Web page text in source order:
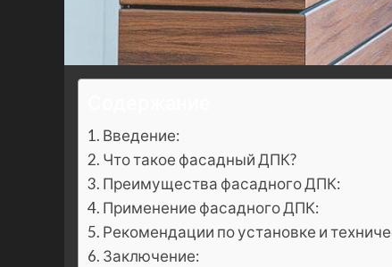
Введение:
Что такое фасадный ДПК?
Преимущества фасадного ДПК:
Применение фасадного ДПК:
Рекомендации по установке и
Заключение: